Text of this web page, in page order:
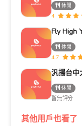
休閒
4
Fly High
休閒
4.7
汎揚台中
休閒
暫無評分
其他用戶也看了